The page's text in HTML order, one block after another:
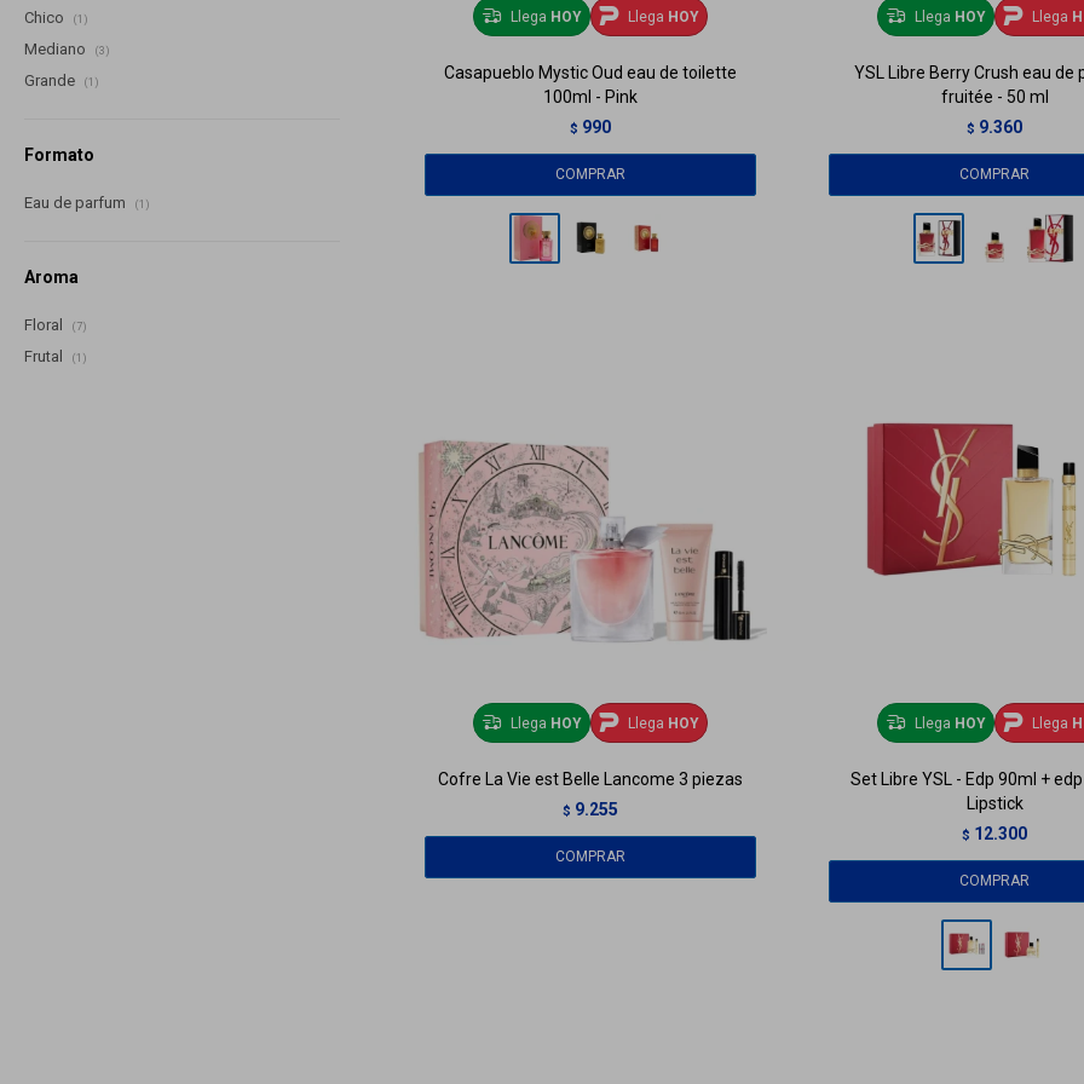
Llega HOY Llega HOY
Casapueblo Mystic Oud eau de toilette
100ml - Pink
$ 990
Llega HOY Llega
YSL Libre Berry Crush eau de
fruitée - 50 ml
$ 9.360
Llega HOY Llega HOY
Cofre La Vie est Belle Lancome 3 piezas
$ 9.255
Llega HOY Llega
Set Libre YSL - Edp 90ml +
Lipstick
$ 12.300
Chico (1)
Mediano (3)
Grande (1)
Formato
Eau de parfum (1)
Aroma
Floral (7)
Frutal (1)